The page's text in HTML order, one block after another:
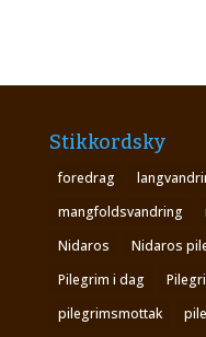
Stikkordsky
foredrag
mangfoldsvandring
Nidaros
Nidaros
Pilegrim i dag
pilegrimsmottak